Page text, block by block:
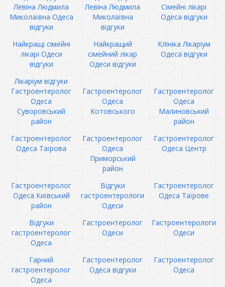
Левіна Людмила
Миколаївна Одеса
відгуки
Левіна Людмила
Миколаївна
відгуки
Сімейні лікарі
Одеса відгуки
Найкращі сімейні
лікарі Одеси
відгуки
Найкращий
сімейний лікар
Одеси відгуки
Клініка Лікаріум
Одеса відгуки
Лікаріум відгуки
Гастроентеролог
Одеса
Суворовський
район
Гастроентеролог
Одеса
Котовського
Гастроентеролог
Одеса
Малиновський
район
Гастроентеролог
Одеса Таїрова
Гастроентеролог
Одеса
Приморський
район
Гастроентеролог
Одеса Центр
Гастроентеролог
Одеса Київський
район
Відгуки
гастроентерологи
Одеси
Гастроентеролог
Одеса Таїрове
Відгуки
гастроентеролог
Одеса
Гастроентеролог
Одеси
Гастроентерологи
Одеси
Гарний
гастроентеролог
Одеса
Гастроентеролог
Одеса відгуки
Гастроентеролог
Одеса